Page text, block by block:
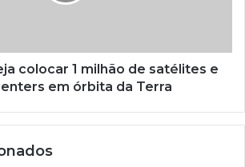
colocar 1 milhão de satélites e
em órbita da Terra